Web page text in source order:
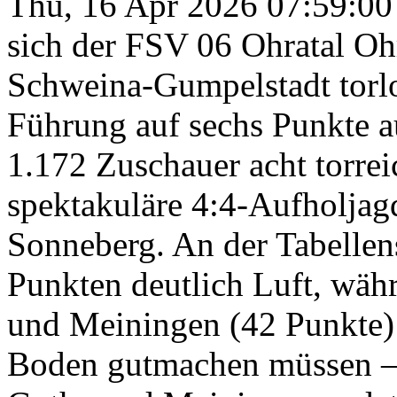
sich der FSV 06 Ohratal
Schweina-Gumpelstadt
Führung auf sechs Punkte
1.172 Zuschauer acht
spektakuläre 4:4-
Sonneberg. An der
Punkten deutlich Luft,
und Meiningen (42
Boden gutmachen müssen